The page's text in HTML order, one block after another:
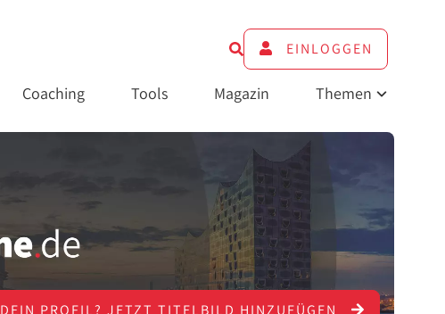
EINLOGGEN
Coaching Tools Magazin Themen
DEIN PROFIL? JETZT TITELBILD HINZUFÜGEN